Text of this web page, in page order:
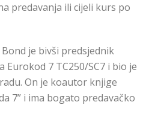
predavanja ili cijeli kurs po
je bivši predsjednik
7 TC250/SC7 i bio je
On je koautor knjige
7” i ima bogato predavačko